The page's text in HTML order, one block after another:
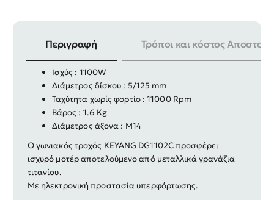
Περιγραφή Τρόποι και κόστος
Γωνιακός τροχός ηλεκτρικός Keyang
Ισχύς : 1100W
Διάμετρος δίσκου : 5/125 mm
Ταχύτητα χωρίς φορτίο : 11000 Rpm
Βάρος : 1.6 Kg
Διάμετρος άξονα : M14
Ο γωνιακός τροχός KEYANG DG1102C προσφέρει
ισχυρό μοτέρ αποτελούμενο από μεταλλικά γρανάζια
τιτανίου.
Με ηλεκτρονική προστασία υπερφόρτωσης.